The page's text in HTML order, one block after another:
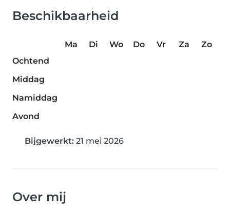
Beschikbaarheid
Ma Di Wo Do Vr Za
Zo
Ochtend
Middag
Namiddag
Avond
Bijgewerkt: 21 mei 2026
Over mij